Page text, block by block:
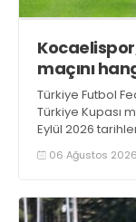
maçını
Türkiye Futbol
Türkiye Kupası
Eylül 2026
06 Ağustos